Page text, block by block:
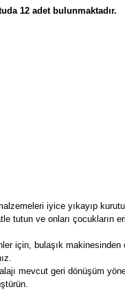
12 adet bulunmaktadır.
iyice yıkayıp
tutun ve onları çocukların
için, bulaşık makinesinden
mevcut geri dönüşüm